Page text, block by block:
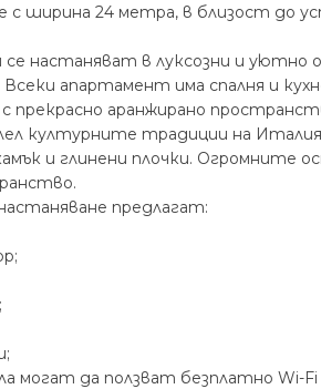
с ширина 24 метра, в близост до
настаняват в луксозни и уютно
апартамент има спалня и
прекрасно аранжирано
културните традиции на
и глинени плочки.
предлагат:
могат да ползват безплатно